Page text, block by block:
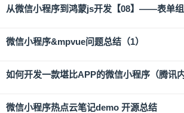
从微信小程序到鸿蒙js开发【08】——表单
微信小程序&mpvue问题总结（1）
如何开发一款堪比APP的微信小程序（腾讯
微信小程序热点云笔记demo 开源总结